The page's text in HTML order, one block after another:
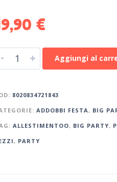
€
- + Aggiungi al
8020834721843
ADDOBBI FESTA, BIG
ALLESTIMENTOO, BIG PARTY,
, PARTY